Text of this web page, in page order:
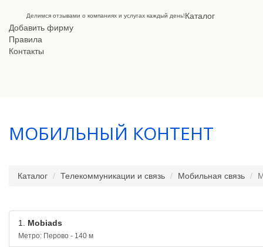
Делимся отзывами о компаниях и услугах каждый день!Каталог
Добавить фирму
Правила
Контакты
МОБИЛЬНЫЙ КОНТЕНТ
Каталог Телекоммуникации и связь Мобильная связь
1. Mobiads
Метро: Перово - 140 м